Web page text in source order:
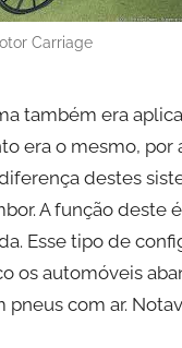
Carriage
também era
era o mesmo, por
destes
A função deste
Esse tipo de
os automóveis
pneus com ar.